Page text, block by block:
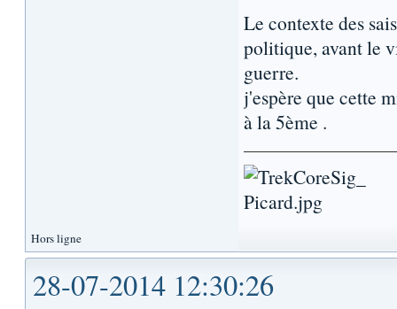
Le contexte des
politique, avant le
guerre.
j'espère que cette
à la 5ème .
Hors ligne
28-07-2014 12:30:26